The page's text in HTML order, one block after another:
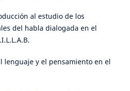
al estudio de los
del habla dialogada en el
lenguaje y el pensamiento en el